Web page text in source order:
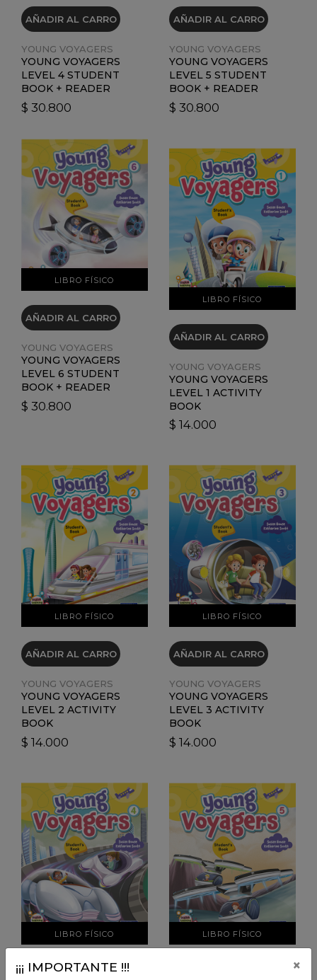
AÑADIR AL CARRO
YOUNG VOYAGERS
YOUNG VOYAGERS
LEVEL 4 STUDENT
BOOK + READER
$ 30.800
AÑADIR AL CARRO
YOUNG VOYAGERS
YOUNG VOYAGERS
LEVEL 5 STUDENT
BOOK + READER
$ 30.800
LIBRO FÍSICO
VER DETALLES
AÑADIR AL CARRO
YOUNG VOYAGERS
YOUNG VOYAGERS
LEVEL 6 STUDENT
BOOK + READER
$ 30.800
LIBRO FÍSICO
VER DETALLES
AÑADIR AL CARRO
YOUNG VOYAGERS
YOUNG VOYAGERS
LEVEL 1 ACTIVITY
BOOK
$ 14.000
LIBRO FÍSICO
VER DETALLES
AÑADIR AL CARRO
YOUNG VOYAGERS
YOUNG VOYAGERS
LEVEL 2 ACTIVITY
BOOK
$ 14.000
LIBRO FÍSICO
VER DETALLES
AÑADIR AL CARRO
YOUNG VOYAGERS
YOUNG VOYAGERS
LEVEL 3 ACTIVITY
BOOK
$ 14.000
LIBRO FÍSICO
VER DETALLES
AÑADIR AL CARRO
LIBRO FÍSICO
VER DETALLES
¡¡¡ IMPORTANTE !!! ×